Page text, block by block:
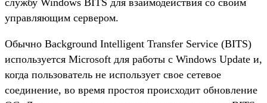
управляющим сервером.
Обычно Background Intelligent Transfer Service (BITS)
используется Microsoft для работы с Windows Update и,
когда пользователь не использует свое сетевое
соединение, во время простоя происходит обновление